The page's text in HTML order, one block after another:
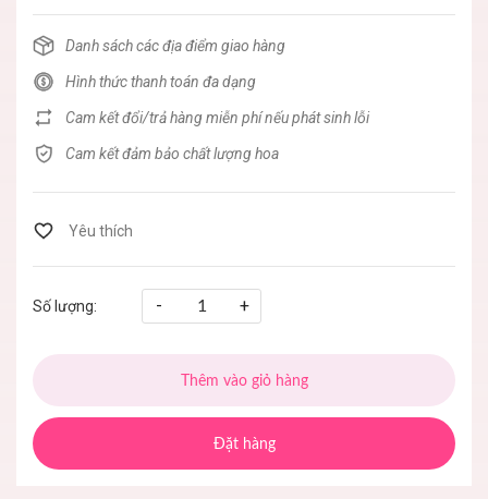
Danh sách các địa điểm giao hàng
Hình thức thanh toán đa dạng
Cam kết đổi/trả hàng miễn phí nếu phát sinh lỗi
Cam kết đảm bảo chất lượng hoa
Số lượng: - +
Thêm vào giỏ hàng
Đặt hàng